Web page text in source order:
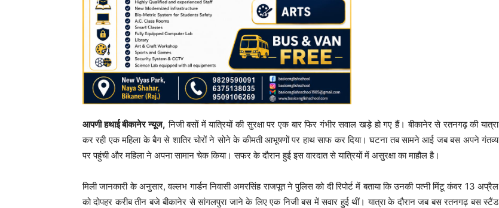
आपणी हथाई ​बीकानेर न्यूज, निजी बसों में यात्रियों की सुरक्षा पर एक बार फिर गंभीर सवाल खड़े हो गए हैं। बीकानेर से रतनगढ़ की यात्रा
कर रही एक महिला के बैग से शातिर चोरों ने सोने के कीमती आभूषणों पर हाथ साफ कर दिया। घटना तब सामने आई जब बस अपने गंतव्य
पर पहुंची और महिला ने अपना सामान चेक किया। सफर के दौरान हुई इस वारदात से यात्रियों में असुरक्षा का माहौल है।
​मिली जानकारी के अनुसार, वल्लभ गार्डन निवासी अमरसिंह राजपूत ने पुलिस को दी रिपोर्ट में बताया कि उनकी पत्नी मिंटू कंवर 13 अप्रैल
को दोपहर करीब तीन बजे बीकानेर से सांगलपुरा जाने के लिए एक निजी बस में सवार हुई थीं। यात्रा के दौरान जब बस रतनगढ़ बस स्टैंड